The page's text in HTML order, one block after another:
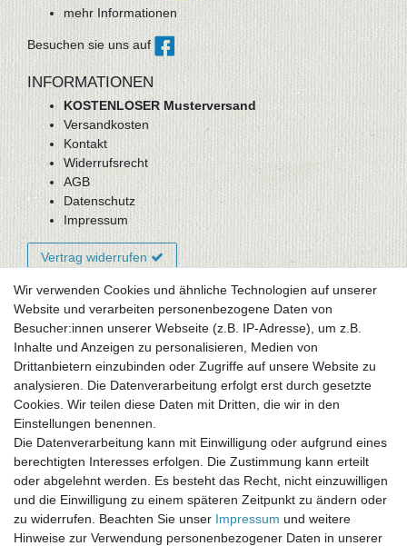
mehr Informationen
Besuchen sie uns auf
INFORMATIONEN
KOSTENLOSER Musterversand
Versandkosten
Kontakt
Widerrufsrecht
AGB
Datenschutz
Impressum
Vertrag widerrufen
Newsletter-Anmeldung
FAQ / Fragen
Mein Warenkorb
Mein Merkzettel
Mein Konto
UNSER LADENGESCHÄFT
Gottlieb-Daimler-Str. 10
33334 Gütersloh
ÖFFNUNGSZEITEN
Montag - Dienstag: 8.00 - 18.00 Uhr, Mittwoch Ruhetag,
Wir verwenden Cookies und ähnliche Technologien auf unserer
Website und verarbeiten personenbezogene Daten von
Besucher:innen unserer Webseite (z.B. IP-Adresse), um z.B.
Inhalte und Anzeigen zu personalisieren, Medien von
Drittanbietern einzubinden oder Zugriffe auf unsere Website zu
analysieren. Die Datenverarbeitung erfolgt erst durch gesetzte
Cookies. Wir teilen diese Daten mit Dritten, die wir in den
Einstellungen benennen.
Die Datenverarbeitung kann mit Einwilligung oder aufgrund eines
berechtigten Interesses erfolgen. Die Zustimmung kann erteilt
oder abgelehnt werden. Es besteht das Recht, nicht einzuwilligen
und die Einwilligung zu einem späteren Zeitpunkt zu ändern oder
zu widerrufen. Beachten Sie unser Impressum und weitere
Hinweise zur Verwendung personenbezogener Daten in unserer